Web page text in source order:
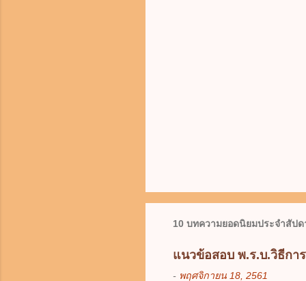
10 บทความยอดนิยมประจำสัปด
แนวข้อสอบ พ.ร.บ.วิธีกา
- พฤศจิกายน 18, 2561